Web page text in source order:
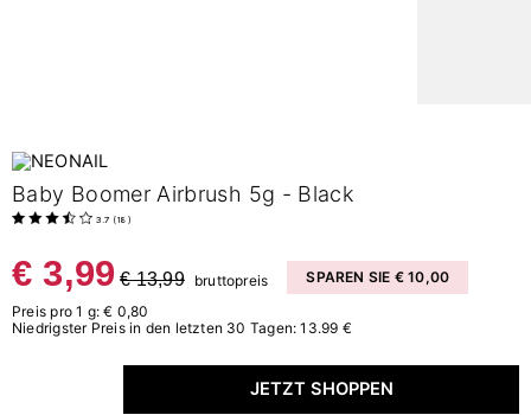
Baby Boomer Airbrush 5g - Black
3.7 (18 )
€ 3,99 € 13,99 bruttopreis
SPAREN SIE € 10,00
Preis pro 1 g: € 0,80
Niedrigster Preis in den letzten 30 Tagen: 13.99 €
JETZT SHOPPEN